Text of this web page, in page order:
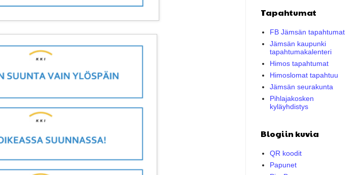
Tapahtumat
FB Jämsän tapahtumat
Jämsän kaupunki
tapahtumakalenteri
Himos tapahtumat
Himoslomat tapahtuu
Jämsän seurakunta
Pihlajakosken
kyläyhdistys
Blogiin kuvia
QR koodit
Papunet